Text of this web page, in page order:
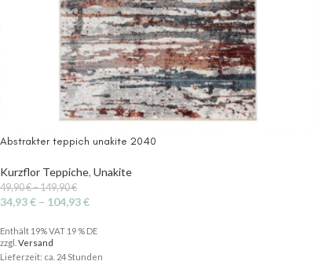
Abstrakter teppich unakite 2040
Kurzflor Teppiche, Unakite
49,90€–149,90€
34,93€ – 104,93€
Enthält 19% VAT 19 % DE
zzgl. Versand
Lieferzeit: ca. 24 Stunden